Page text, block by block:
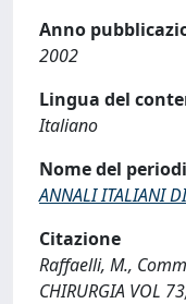
Anno
2002
Lingua del
Italiano
Nome del
ANNALI ITALIANI
Citazione
Raffaelli, M.,
CHIRURGIA VOL